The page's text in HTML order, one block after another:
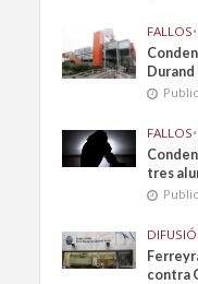
FALLOS•
FALLOS•
tres
contra